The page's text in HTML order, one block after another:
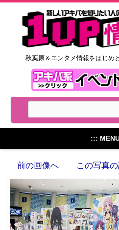
秋葉原＆エンタメ情報をはじめ
:::
前の画像へ この写真